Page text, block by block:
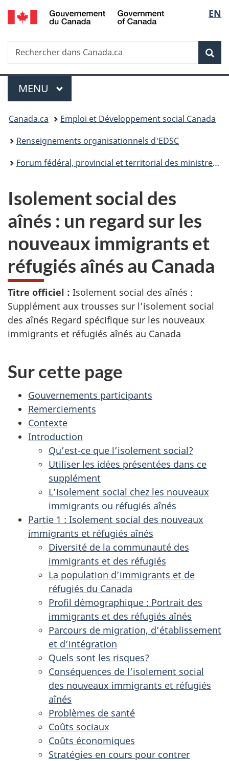
Passer
au
principal
Passer
à
Au
du
Passer
à
version
simplifiée
de
la
EN
Recherche
Rechercher
dans
Menu
MENU PRINCIPAL
Vous
êtes
ici :
Canada.ca
Emploi et Développement social Canada
Renseignements organisationnels d'EDSC
Forum fédéral, provincial et territorial des ministres responsables des aînés
Isolement social des
aînés : un regard sur les
nouveaux immigrants et
réfugiés aînés au Canada
Titre officiel : Isolement social des aînés :
Supplément aux trousses sur l’isolement social
des aînés Regard spécifique sur les nouveaux
immigrants et réfugiés aînés au Canada
Sur cette page
Gouvernements participants
Remerciements
Contexte
Introduction
Qu’est-ce que l’isolement social?
Utiliser les idées présentées dans ce
supplément
L’isolement social chez les nouveaux
immigrants ou réfugiés aînés
Partie 1 : Isolement social des nouveaux
immigrants et réfugiés aînés
Diversité de la communauté des
immigrants et des réfugiés
La population d’immigrants et de
réfugiés du Canada
Profil démographique : Portrait des
immigrants et des réfugiés aînés
Parcours de migration, d’établissement
et d’intégration
Quels sont les risques?
Conséquences de l’isolement social
des nouveaux immigrants et réfugiés
aînés
Problèmes de santé
Coûts sociaux
Coûts économiques
Stratégies en cours pour contrer